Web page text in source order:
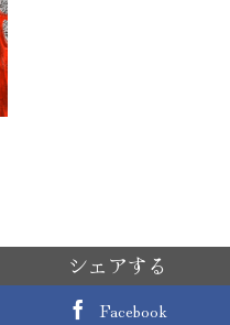
シェアする
Facebook